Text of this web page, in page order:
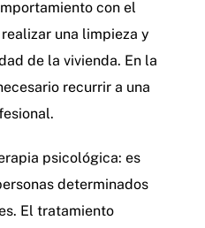
con el
una limpieza y
de la vivienda. En la
recurrir a una
psicológica: es
determinados
El tratamiento